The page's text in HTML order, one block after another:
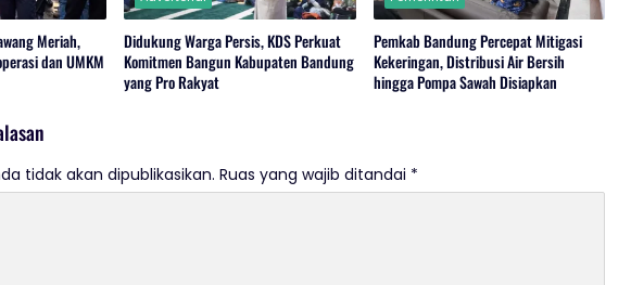
Meriah,
dan UMKM
Didukung Warga Persis, KDS Perkuat
Komitmen Bangun Kabupaten Bandung
yang Pro Rakyat
Pemkab Bandung Percepat Mitigasi
Kekeringan, Distribusi Air Bersih
hingga Pompa Sawah Disiapkan
tidak akan dipublikasikan. Ruas yang wajib ditandai *